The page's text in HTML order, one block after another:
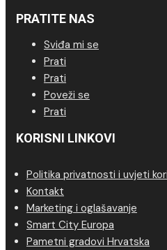
PRATITE NAS
Sviđa mi se
Prati
Prati
Poveži se
Prati
KORISNI LINKOVI
Politika privatnosti i uvjeti
Kontakt
Marketing i oglašavanje
Smart City Europa
Pametni gradovi Hrvatska